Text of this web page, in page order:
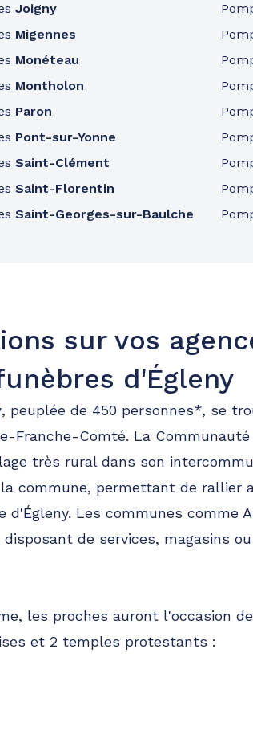
Joigny
Migennes
Monéteau
Montholon
Paron
Pont-sur-Yonne
Saint-Clément
Saint-Florentin
Saint-Georges-sur-Baulche
sur vos
d'Égleny
, peuplée de 450 personnes*, se
Franche-Comté. La
très rural dans son
commune, permettant de rallier
d'Égleny. Les communes comme
de services, magasins
les proches auront l'occasion
et 2 temples protestants :